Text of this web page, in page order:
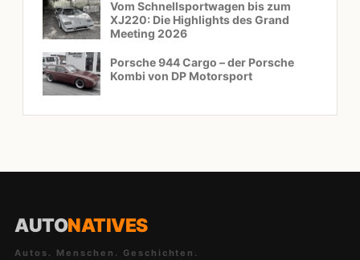
Vom Schnellsportwagen bis zum
XJ220: Die Highlights des Grand
Meeting 2026
Porsche 944 Cargo – der Porsche
Kombi von DP Motorsport
AUTONATIVES
Autos. Menschen. Geschichten.